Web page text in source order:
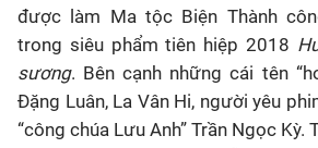
được làm Ma tộc Biện Thành
trong siêu phẩm tiên hiệp 2018
sương. Bên cạnh những cái tên
Đặng Luân, La Vân Hi, người yêu
“công chúa Lưu Anh” Trần Ngọc Kỳ.